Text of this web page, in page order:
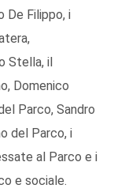
De Filippo, i
Stella, il
Domenico
Parco, Sandro
del Parco, i
al Parco e i
e sociale.